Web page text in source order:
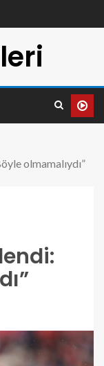
olmamalıydı”